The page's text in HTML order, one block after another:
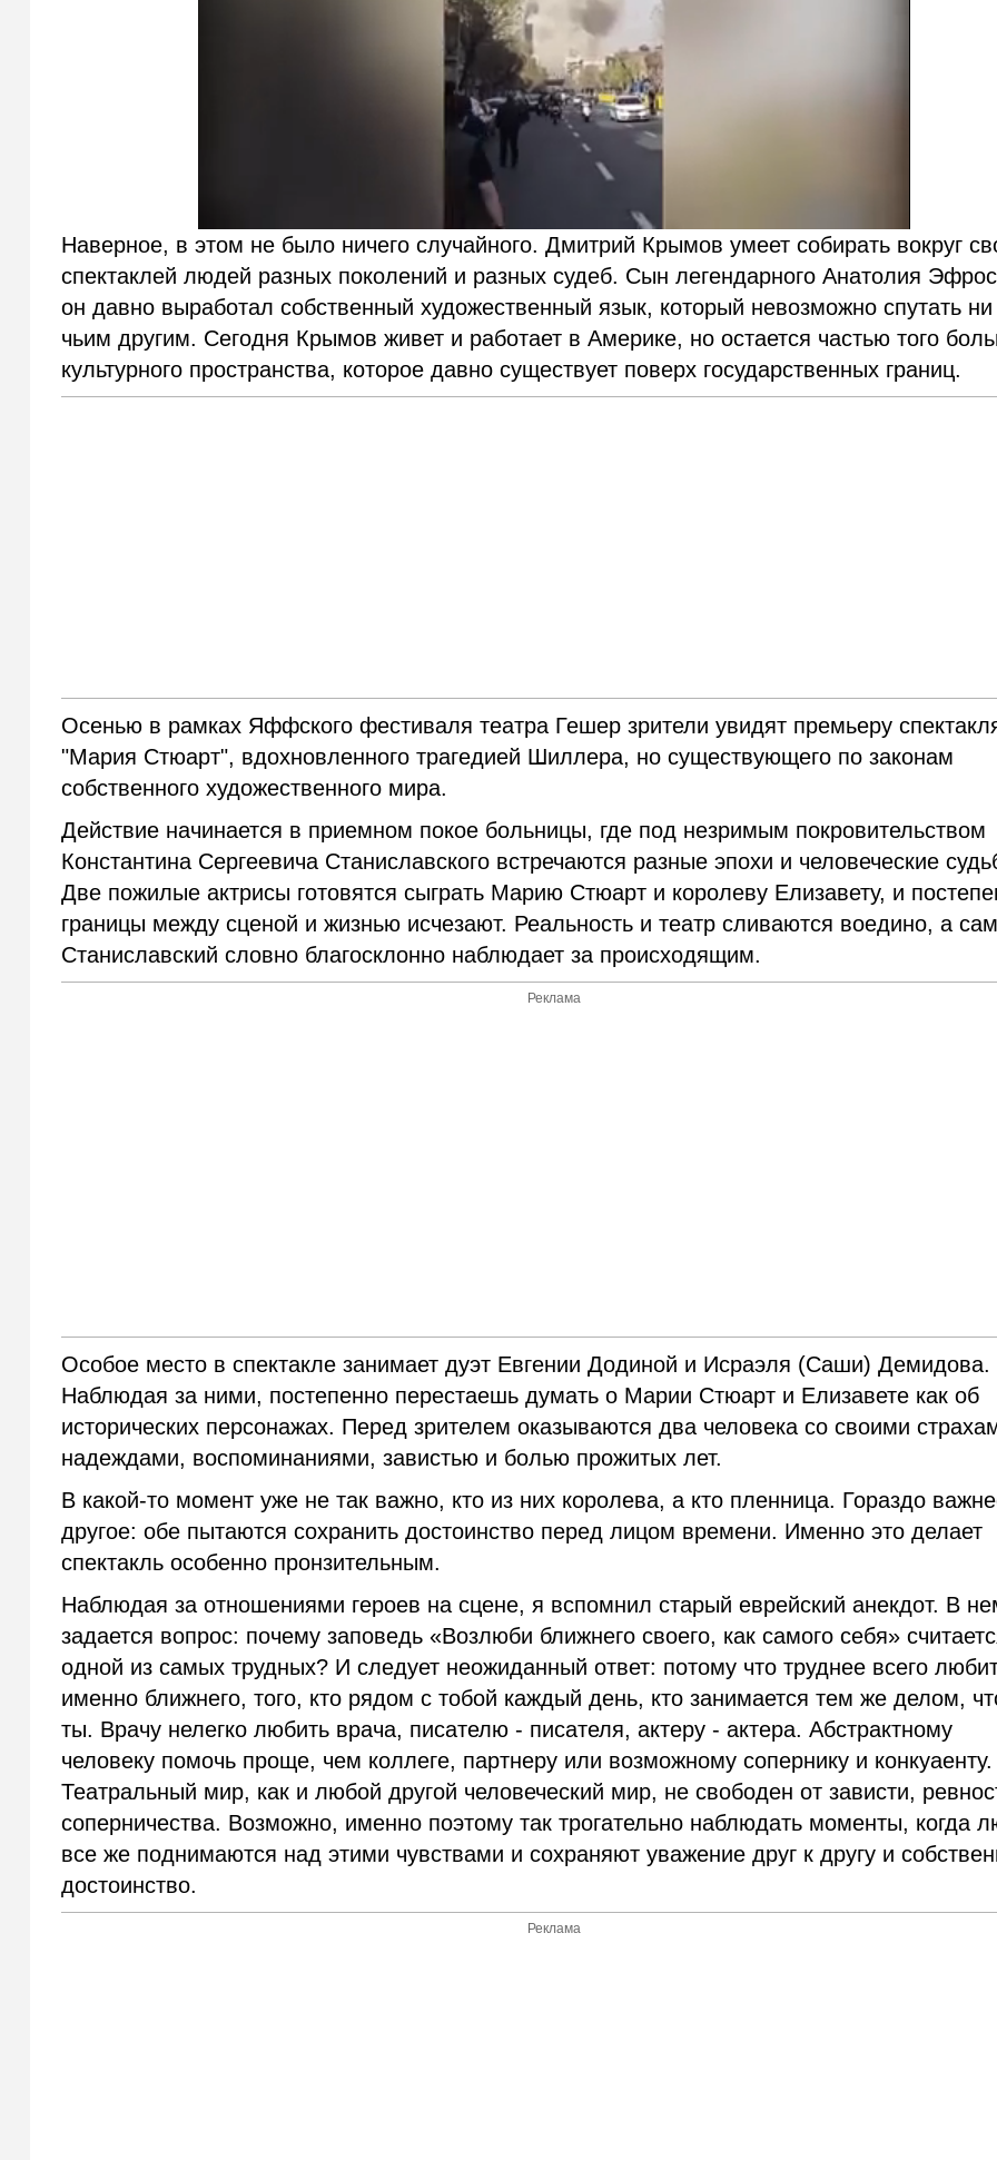
Наверное, в этом не было ничего случайного. Дмитрий Крымов умеет собирать вокруг
спектаклей людей разных поколений и разных судеб. Сын легендарного Анатолия
он давно выработал собственный художественный язык, который невозможно спутать ни
чьим другим. Сегодня Крымов живет и работает в Америке, но остается частью того
культурного пространства, которое давно существует поверх государственных границ.
Осенью в рамках Яффского фестиваля театра Гешер зрители увидят премьеру
"Мария Стюарт", вдохновленного трагедией Шиллера, но существующего по законам
собственного художественного мира.
Действие начинается в приемном покое больницы, где под незримым покровительством
Константина Сергеевича Станиславского встречаются разные эпохи и человеческие
Две пожилые актрисы готовятся сыграть Марию Стюарт и королеву Елизавету, и
границы между сценой и жизнью исчезают. Реальность и театр сливаются воедино, а сам
Станиславский словно благосклонно наблюдает за происходящим.
Реклама
Особое место в спектакле занимает дуэт Евгении Додиной и Исраэля (Саши) Демидова.
Наблюдая за ними, постепенно перестаешь думать о Марии Стюарт и Елизавете как об
исторических персонажах. Перед зрителем оказываются два человека со своими
надеждами, воспоминаниями, завистью и болью прожитых лет.
В какой-то момент уже не так важно, кто из них королева, а кто пленница. Гораздо
другое: обе пытаются сохранить достоинство перед лицом времени. Именно это делает
спектакль особенно пронзительным.
Наблюдая за отношениями героев на сцене, я вспомнил старый еврейский анекдот. В
задается вопрос: почему заповедь «Возлюби ближнего своего, как самого себя»
одной из самых трудных? И следует неожиданный ответ: потому что труднее всего
именно ближнего, того, кто рядом с тобой каждый день, кто занимается тем же делом,
ты. Врачу нелегко любить врача, писателю - писателя, актеру - актера. Абстрактному
человеку помочь проще, чем коллеге, партнеру или возможному сопернику и конкуаенту.
Театральный мир, как и любой другой человеческий мир, не свободен от зависти,
соперничества. Возможно, именно поэтому так трогательно наблюдать моменты, когда
все же поднимаются над этими чувствами и сохраняют уважение друг к другу и
достоинство.
Реклама